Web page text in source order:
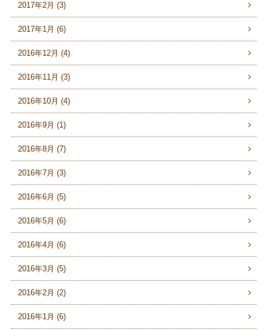
2017年2月 (3)
2017年1月 (6)
2016年12月 (4)
2016年11月 (3)
2016年10月 (4)
2016年9月 (1)
2016年8月 (7)
2016年7月 (3)
2016年6月 (5)
2016年5月 (6)
2016年4月 (6)
2016年3月 (5)
2016年2月 (2)
2016年1月 (6)